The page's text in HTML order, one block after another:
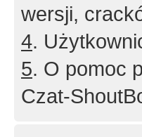
wersji,
4.
5. O pomoc
Czat-